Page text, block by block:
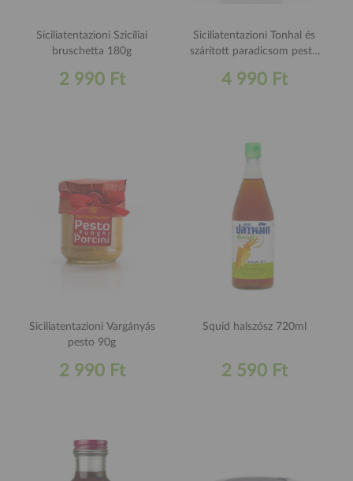
Siciliatentazioni Szicíliai
bruschetta 180g
2 990 Ft
Siciliatentazioni Tonhal és
szárított paradicsom pesto
4 990 Ft
Siciliatentazioni Vargányás
pesto 90g
2 990 Ft
Squid halszósz 720ml
2 590 Ft